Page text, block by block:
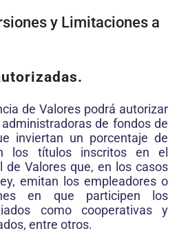
y Limitaciones a
de Valores podrá autorizar
de fondos de
inviertan un porcentaje de
los títulos inscritos en el
de Valores que, en los casos
emitan los empleadores o
en que participen los
como cooperativas y
entre otros.